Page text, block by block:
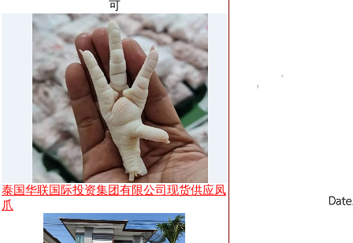
可
泰国华联国际投资集团有限公司现货供应凤
爪